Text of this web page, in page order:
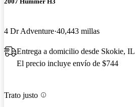
4 Dr Adventure 40,443 millas
Entrega a domicilio desde Skokie, IL
El precio incluye envío de $744
Trato justo